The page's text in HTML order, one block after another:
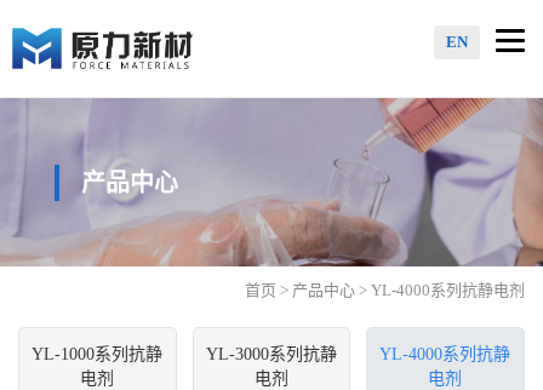
EN
产品中心
首页 > 产品中心 > YL-4000系列抗静电剂
YL-1000系列抗静
电剂
YL-3000系列抗静
电剂
YL-4000系列抗静
电剂